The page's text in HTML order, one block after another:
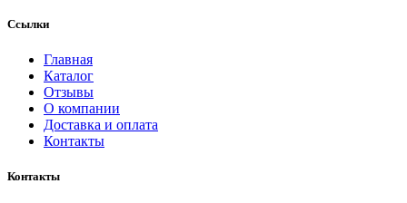
Ссылки
Главная
Каталог
Отзывы
О компании
Доставка и оплата
Контакты
Контакты